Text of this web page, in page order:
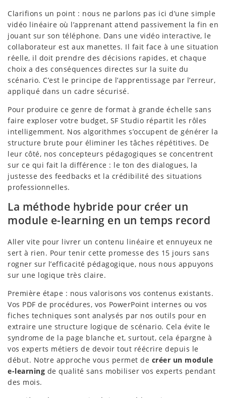
Clarifions un point : nous ne parlons pas ici d’une simple
vidéo linéaire où l’apprenant attend passivement la fin en
jouant sur son téléphone. Dans une vidéo interactive, le
collaborateur est aux manettes. Il fait face à une situation
réelle, il doit prendre des décisions rapides, et chaque
choix a des conséquences directes sur la suite du
scénario. C’est le principe de l’apprentissage par l’erreur,
appliqué dans un cadre sécurisé.
Pour produire ce genre de format à grande échelle sans
faire exploser votre budget, SF Studio répartit les rôles
intelligemment. Nos algorithmes s’occupent de générer la
structure brute pour éliminer les tâches répétitives. De
leur côté, nos concepteurs pédagogiques se concentrent
sur ce qui fait la différence : le ton des dialogues, la
justesse des feedbacks et la crédibilité des situations
professionnelles.
La méthode hybride pour créer un
module e-learning en un temps record
Aller vite pour livrer un contenu linéaire et ennuyeux ne
sert à rien. Pour tenir cette promesse des 15 jours sans
rogner sur l’efficacité pédagogique, nous nous appuyons
sur une logique très claire.
Première étape : nous valorisons vos contenus existants.
Vos PDF de procédures, vos PowerPoint internes ou vos
fiches techniques sont analysés par nos outils pour en
extraire une structure logique de scénario. Cela évite le
syndrome de la page blanche et, surtout, cela épargne à
vos experts métiers de devoir tout réécrire depuis le
début. Notre approche vous permet de créer un module
e-learning de qualité sans mobiliser vos experts pendant
des mois.